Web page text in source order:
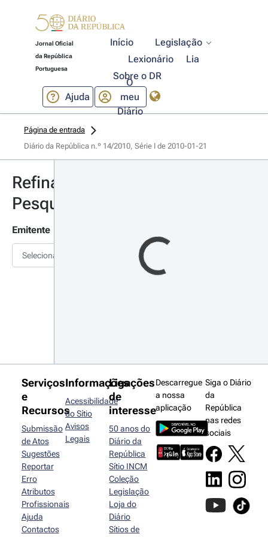
Jornal Oficial
da República
Portuguesa
Início
Legislação
Lexionário
Lia
Sobre o DR
Ajuda
O
meu
Diário
Página de entrada
Diário da República n.º 14/2010, Série I de 2010-01-21
Refinar
Pesquisa
Emitente
Selecionar
Serviços
e
Recursos
Submissão
de Atos
Sugestões
Reportar
Erro
Atributos
Profissionais
Ajuda
Contactos
Informações
Acessibilidade
do Sítio
Avisos
Legais
Ligações
de
interesse
50 anos do
Diário da
República
Sítio INCM
Coleção
Legislação
Loja do
Diário
Sítios de
Descarregue
a nossa
aplicação
Siga o Diário
da
República
nas redes
sociais